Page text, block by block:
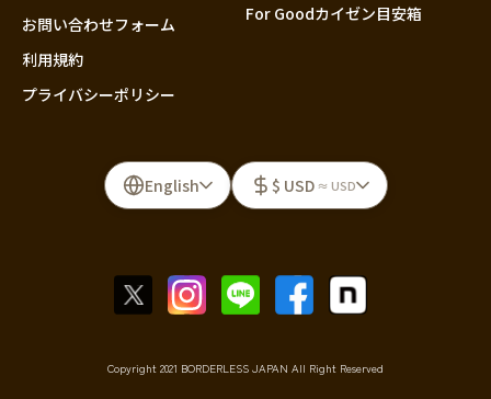
お問い合わせフォーム
利用規約
プライバシーポリシー
For Goodカイゼン目安箱
English $ USD ≈ USD
Copyright 2021 BORDERLESS JAPAN All Right Reserved